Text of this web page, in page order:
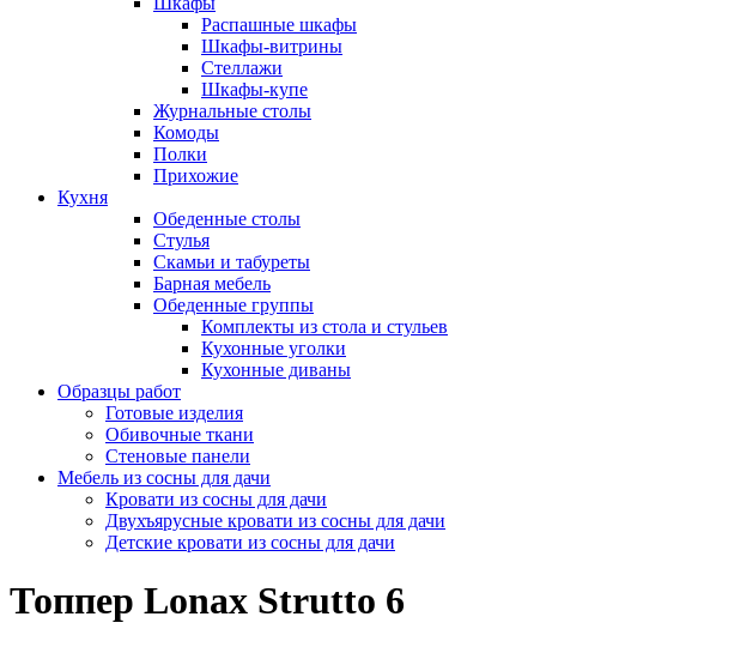
Распашные шкафы
Шкафы-витрины
Стеллажи
Шкафы-купе
Журнальные столы
Комоды
Полки
Прихожие
Кухня
Обеденные столы
Стулья
Скамьи и табуреты
Барная мебель
Обеденные группы
Комплекты из стола и стульев
Кухонные уголки
Кухонные диваны
Образцы работ
Готовые изделия
Обивочные ткани
Стеновые панели
Мебель из сосны для дачи
Кровати из сосны для дачи
Двухъярусные кровати из сосны для дачи
Детские кровати из сосны для дачи
Топпер Lonax Strutto 6